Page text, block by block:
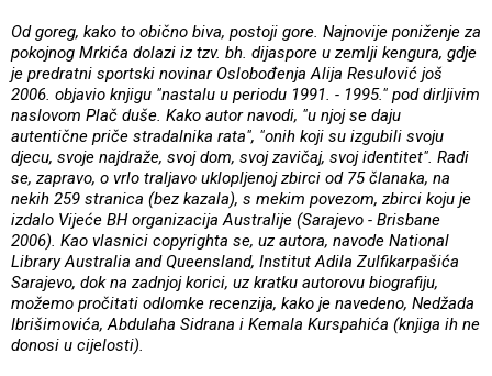
Od goreg, kako to obično biva, postoji gore. Najnovije poniženje za
pokojnog Mrkića dolazi iz tzv. bh. dijaspore u zemlji kengura, gdje
je predratni sportski novinar Oslobođenja Alija Resulović još
2006. objavio knjigu "nastalu u periodu 1991. - 1995." pod dirljivim
naslovom Plač duše. Kako autor navodi, "u njoj se daju
autentične priče stradalnika rata", "onih koji su izgubili svoju
djecu, svoje najdraže, svoj dom, svoj zavičaj, svoj identitet". Radi
se, zapravo, o vrlo traljavo uklopljenoj zbirci od 75 članaka, na
nekih 259 stranica (bez kazala), s mekim povezom, zbirci koju je
izdalo Vijeće BH organizacija Australije (Sarajevo - Brisbane
2006). Kao vlasnici copyrighta se, uz autora, navode National
Library Australia and Queensland, Institut Adila Zulfikarpašića
Sarajevo, dok na zadnjoj korici, uz kratku autorovu biografiju,
možemo pročitati odlomke recenzija, kako je navedeno, Nedžada
Ibrišimovića, Abdulaha Sidrana i Kemala Kurspahića (knjiga ih ne
donosi u cijelosti).